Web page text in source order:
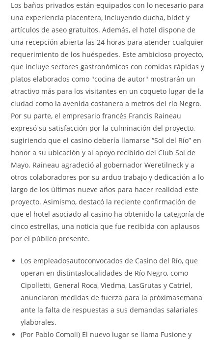
Los baños privados están equipados con lo necesario para
una experiencia placentera, incluyendo ducha, bidet y
artículos de aseo gratuitos. Además, el hotel dispone de
una recepción abierta las 24 horas para atender cualquier
requerimiento de los huéspedes. Este ambicioso proyecto,
que incluye sectores gastronómicos con comidas rápidas y
platos elaborados como "cocina de autor" mostrarán un
atractivo más para los visitantes en un coqueto lugar de la
ciudad como la avenida costanera a metros del río Negro.
Por su parte, el empresario francés Francis Raineau
expresó su satisfacción por la culminación del proyecto,
sugiriendo que el casino debería llamarse “Sol del Río” en
honor a su ubicación y al apoyo recibido del Club Sol de
Mayo. Raineau agradeció al gobernador Weretilneck y a
otros colaboradores por su arduo trabajo y dedicación a lo
largo de los últimos nueve años para hacer realidad este
proyecto. Asimismo, destacó la reciente confirmación de
que el hotel asociado al casino ha obtenido la categoría de
cinco estrellas, una noticia que fue recibida con aplausos
por el público presente.
Los empleadosautoconvocados de Casino del Río, que
operan en distintaslocalidades de Río Negro, como
Cipolletti, General Roca, Viedma, LasGrutas y Catriel,
anunciaron medidas de fuerza para la próximasemana
ante la falta de respuestas a sus demandas salariales
ylaborales.
(Por Pablo Comoli) El nuevo lugar se llama Fusione y